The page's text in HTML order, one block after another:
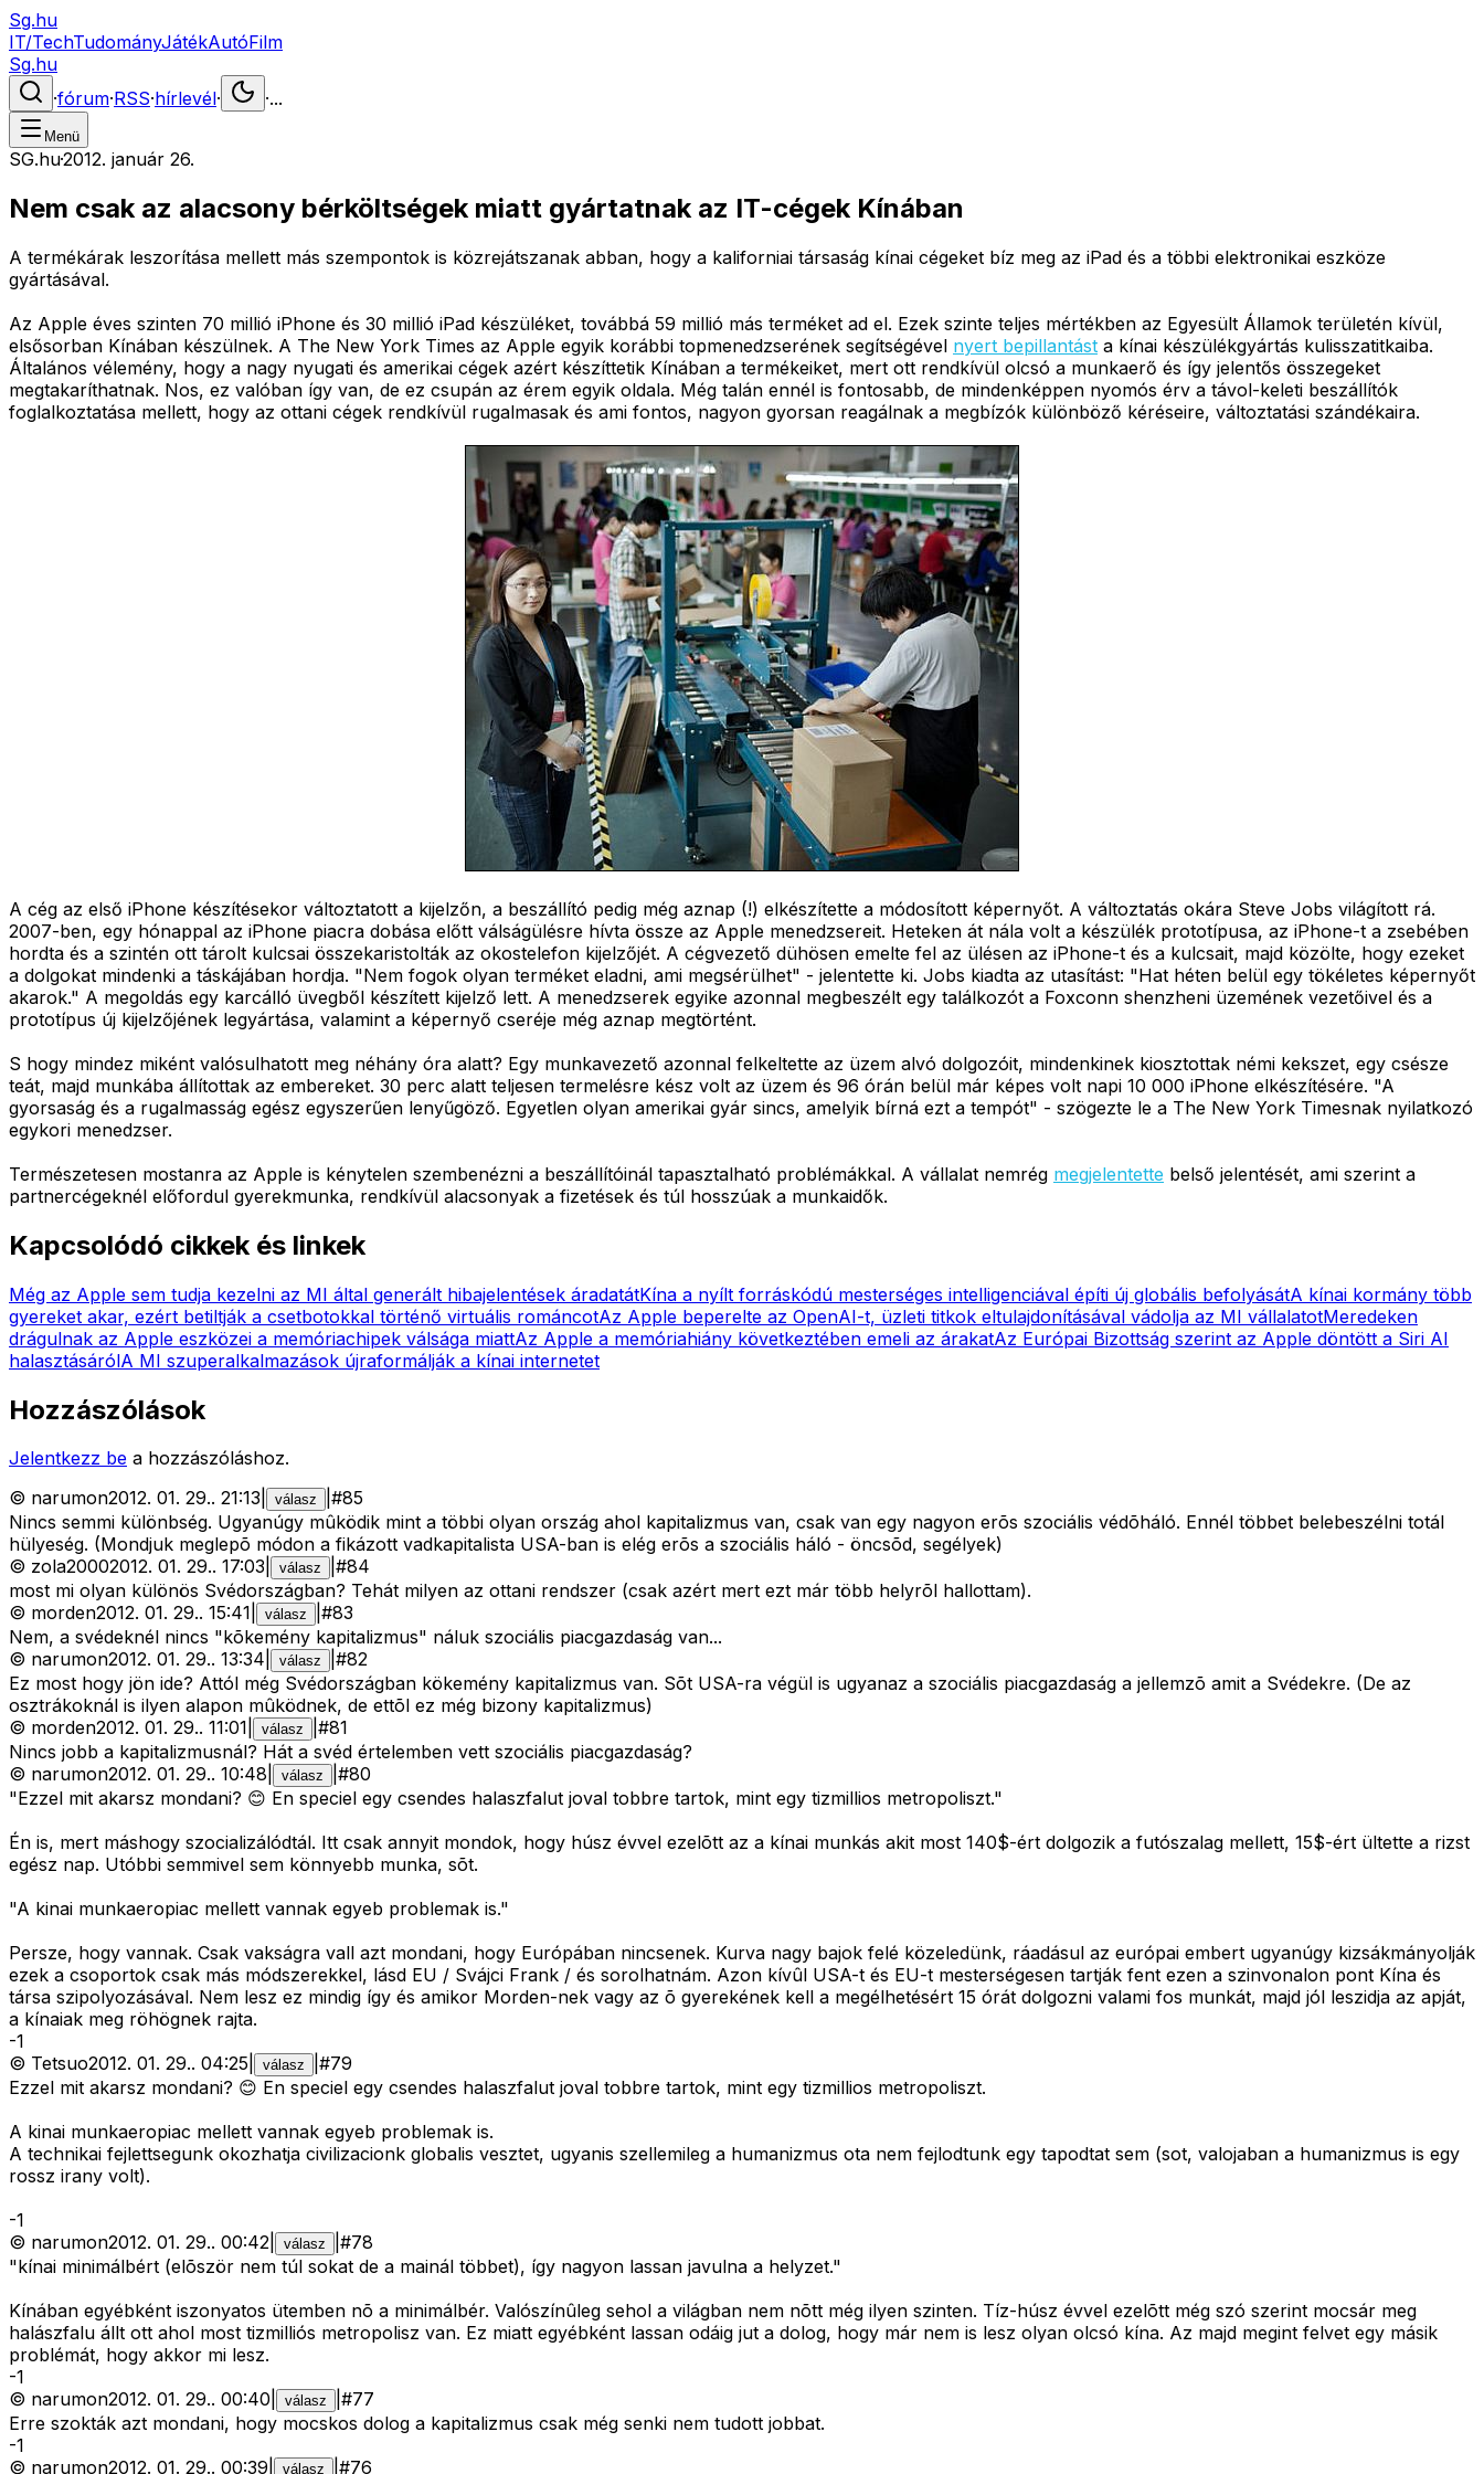
Sg.hu
IT/TechTudományJátékAutóFilm
Sg.hu
·fórum·RSS·hírlevél· ·...
Menü
SG.hu·2012. január 26.
Nem csak az alacsony bérköltségek miatt gyártatnak az IT-cégek Kínában
A termékárak leszorítása mellett más szempontok is közrejátszanak abban, hogy a kaliforniai társaság kínai cégeket bíz meg az iPad és a többi elektronikai eszköze
gyártásával.
Az Apple éves szinten 70 millió iPhone és 30 millió iPad készüléket, továbbá 59 millió más terméket ad el. Ezek szinte teljes mértékben az Egyesült Államok területén kívül,
elsősorban Kínában készülnek. A The New York Times az Apple egyik korábbi topmenedzserének segítségével nyert bepillantást a kínai készülékgyártás kulisszatitkaiba.
Általános vélemény, hogy a nagy nyugati és amerikai cégek azért készíttetik Kínában a termékeiket, mert ott rendkívül olcsó a munkaerő és így jelentős összegeket
megtakaríthatnak. Nos, ez valóban így van, de ez csupán az érem egyik oldala. Még talán ennél is fontosabb, de mindenképpen nyomós érv a távol-keleti beszállítók
foglalkoztatása mellett, hogy az ottani cégek rendkívül rugalmasak és ami fontos, nagyon gyorsan reagálnak a megbízók különböző kéréseire, változtatási szándékaira.
A cég az első iPhone készítésekor változtatott a kijelzőn, a beszállító pedig még aznap (!) elkészítette a módosított képernyőt. A változtatás okára Steve Jobs világított rá.
2007-ben, egy hónappal az iPhone piacra dobása előtt válságülésre hívta össze az Apple menedzsereit. Heteken át nála volt a készülék prototípusa, az iPhone-t a zsebében
hordta és a szintén ott tárolt kulcsai összekaristolták az okostelefon kijelzőjét. A cégvezető dühösen emelte fel az ülésen az iPhone-t és a kulcsait, majd közölte, hogy ezeket
a dolgokat mindenki a táskájában hordja. "Nem fogok olyan terméket eladni, ami megsérülhet" - jelentette ki. Jobs kiadta az utasítást: "Hat héten belül egy tökéletes képernyőt
akarok." A megoldás egy karcálló üvegből készített kijelző lett. A menedzserek egyike azonnal megbeszélt egy találkozót a Foxconn shenzheni üzemének vezetőivel és a
prototípus új kijelzőjének legyártása, valamint a képernyő cseréje még aznap megtörtént.
S hogy mindez miként valósulhatott meg néhány óra alatt? Egy munkavezető azonnal felkeltette az üzem alvó dolgozóit, mindenkinek kiosztottak némi kekszet, egy csésze
teát, majd munkába állítottak az embereket. 30 perc alatt teljesen termelésre kész volt az üzem és 96 órán belül már képes volt napi 10 000 iPhone elkészítésére. "A
gyorsaság és a rugalmasság egész egyszerűen lenyűgöző. Egyetlen olyan amerikai gyár sincs, amelyik bírná ezt a tempót" - szögezte le a The New York Timesnak nyilatkozó
egykori menedzser.
Természetesen mostanra az Apple is kénytelen szembenézni a beszállítóinál tapasztalható problémákkal. A vállalat nemrég megjelentette belső jelentését, ami szerint a
partnercégeknél előfordul gyerekmunka, rendkívül alacsonyak a fizetések és túl hosszúak a munkaidők.
Kapcsolódó cikkek és linkek
Még az Apple sem tudja kezelni az MI által generált hibajelentések áradatátKína a nyílt forráskódú mesterséges intelligenciával építi új globális befolyásátA kínai kormány több
gyereket akar, ezért betiltják a csetbotokkal történő virtuális románcotAz Apple beperelte az OpenAI-t, üzleti titkok eltulajdonításával vádolja az MI vállalatotMeredeken
drágulnak az Apple eszközei a memóriachipek válsága miattAz Apple a memóriahiány következtében emeli az árakatAz Európai Bizottság szerint az Apple döntött a Siri AI
halasztásárólA MI szuperalkalmazások újraformálják a kínai internetet
Hozzászólások
Jelentkezz be a hozzászóláshoz.
© narumon2012. 01. 29.. 21:13 válasz #85
Nincs semmi különbség. Ugyanúgy mûködik mint a többi olyan ország ahol kapitalizmus van, csak van egy nagyon erõs szociális védõháló. Ennél többet belebeszélni totál
hülyeség. (Mondjuk meglepõ módon a fikázott vadkapitalista USA-ban is elég erõs a szociális háló - öncsõd, segélyek)
© zola20002012. 01. 29.. 17:03 válasz #84
most mi olyan különös Svédországban? Tehát milyen az ottani rendszer (csak azért mert ezt már több helyrõl hallottam).
© morden2012. 01. 29.. 15:41 válasz #83
Nem, a svédeknél nincs "kõkemény kapitalizmus" náluk szociális piacgazdaság van...
© narumon2012. 01. 29.. 13:34 válasz #82
Ez most hogy jön ide? Attól még Svédországban kökemény kapitalizmus van. Sõt USA-ra végül is ugyanaz a szociális piacgazdaság a jellemzõ amit a Svédekre. (De az
osztrákoknál is ilyen alapon mûködnek, de ettõl ez még bizony kapitalizmus)
© morden2012. 01. 29.. 11:01 válasz #81
Nincs jobb a kapitalizmusnál? Hát a svéd értelemben vett szociális piacgazdaság?
© narumon2012. 01. 29.. 10:48 válasz #80
"Ezzel mit akarsz mondani? 😊 En speciel egy csendes halaszfalut joval tobbre tartok, mint egy tizmillios metropoliszt."
Én is, mert máshogy szocializálódtál. Itt csak annyit mondok, hogy húsz évvel ezelõtt az a kínai munkás akit most 140$-ért dolgozik a futószalag mellett, 15$-ért ültette a rizst
egész nap. Utóbbi semmivel sem könnyebb munka, sõt.
"A kinai munkaeropiac mellett vannak egyeb problemak is."
Persze, hogy vannak. Csak vakságra vall azt mondani, hogy Európában nincsenek. Kurva nagy bajok felé közeledünk, ráadásul az európai embert ugyanúgy kizsákmányolják
ezek a csoportok csak más módszerekkel, lásd EU / Svájci Frank / és sorolhatnám. Azon kívûl USA-t és EU-t mesterségesen tartják fent ezen a szinvonalon pont Kína és
társa szipolyozásával. Nem lesz ez mindig így és amikor Morden-nek vagy az õ gyerekének kell a megélhetésért 15 órát dolgozni valami fos munkát, majd jól leszidja az apját,
a kínaiak meg röhögnek rajta.
-1
© Tetsuo2012. 01. 29.. 04:25 válasz #79
Ezzel mit akarsz mondani? 😊 En speciel egy csendes halaszfalut joval tobbre tartok, mint egy tizmillios metropoliszt.
A kinai munkaeropiac mellett vannak egyeb problemak is.
A technikai fejlettsegunk okozhatja civilizacionk globalis vesztet, ugyanis szellemileg a humanizmus ota nem fejlodtunk egy tapodtat sem (sot, valojaban a humanizmus is egy
rossz irany volt).
-1
© narumon2012. 01. 29.. 00:42 válasz #78
"kínai minimálbért (elõször nem túl sokat de a mainál többet), így nagyon lassan javulna a helyzet."
Kínában egyébként iszonyatos ütemben nõ a minimálbér. Valószínûleg sehol a világban nem nõtt még ilyen szinten. Tíz-húsz évvel ezelõtt még szó szerint mocsár meg
halászfalu állt ott ahol most tizmilliós metropolisz van. Ez miatt egyébként lassan odáig jut a dolog, hogy már nem is lesz olyan olcsó kína. Az majd megint felvet egy másik
problémát, hogy akkor mi lesz.
-1
© narumon2012. 01. 29.. 00:40 válasz #77
Erre szokták azt mondani, hogy mocskos dolog a kapitalizmus csak még senki nem tudott jobbat.
-1
© narumon2012. 01. 29.. 00:39 válasz #76